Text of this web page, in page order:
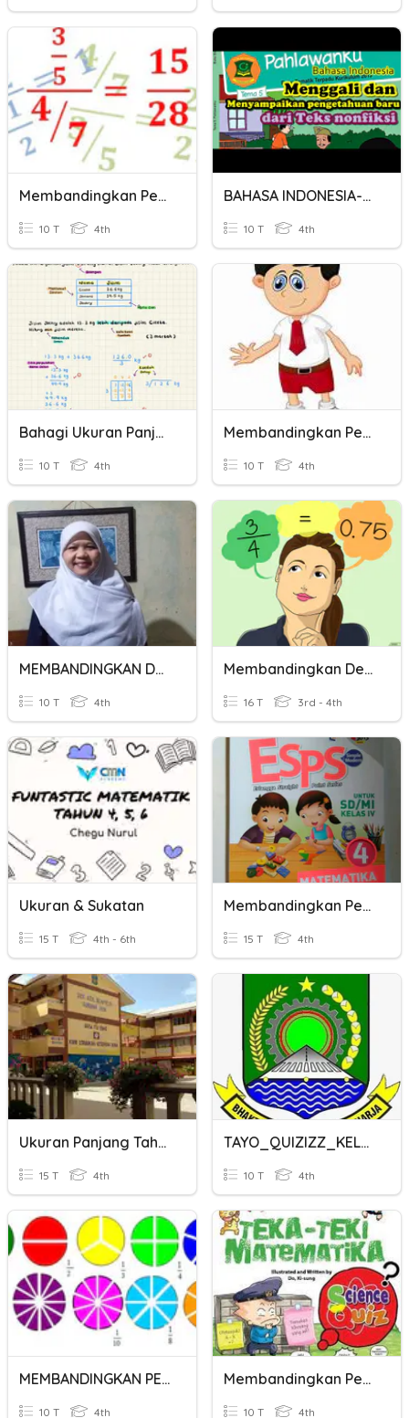
Membandingkan Pecahan
10 T 4th
BAHASA INDONESIA-Membandingkan Dua Teks Nonfiksi
10 T 4th
Bahagi Ukuran Panjang
10 T 4th
Membandingkan Pecahan
10 T 4th
MEMBANDINGKAN DUA TEKS NONFIKSI - KELAS 4
10 T 4th
Membandingkan Desimal
16 T 3rd - 4th
Ukuran & Sukatan
15 T 4th - 6th
Membandingkan Pecahan
15 T 4th
Ukuran Panjang Tahun 4
15 T 4th
TAYO_QUIZIZZ_KELAS 4 MEMBANDINGKAN PECAHAN
10 T 4th
MEMBANDINGKAN PECAHAN
10 T 4th
Membandingkan Pecahan
10 T 4th